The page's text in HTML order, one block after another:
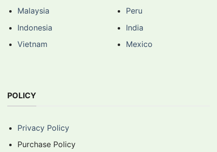
Malaysia
Indonesia
Vietnam
Peru
India
Mexico
POLICY
Privacy Policy
Purchase Policy